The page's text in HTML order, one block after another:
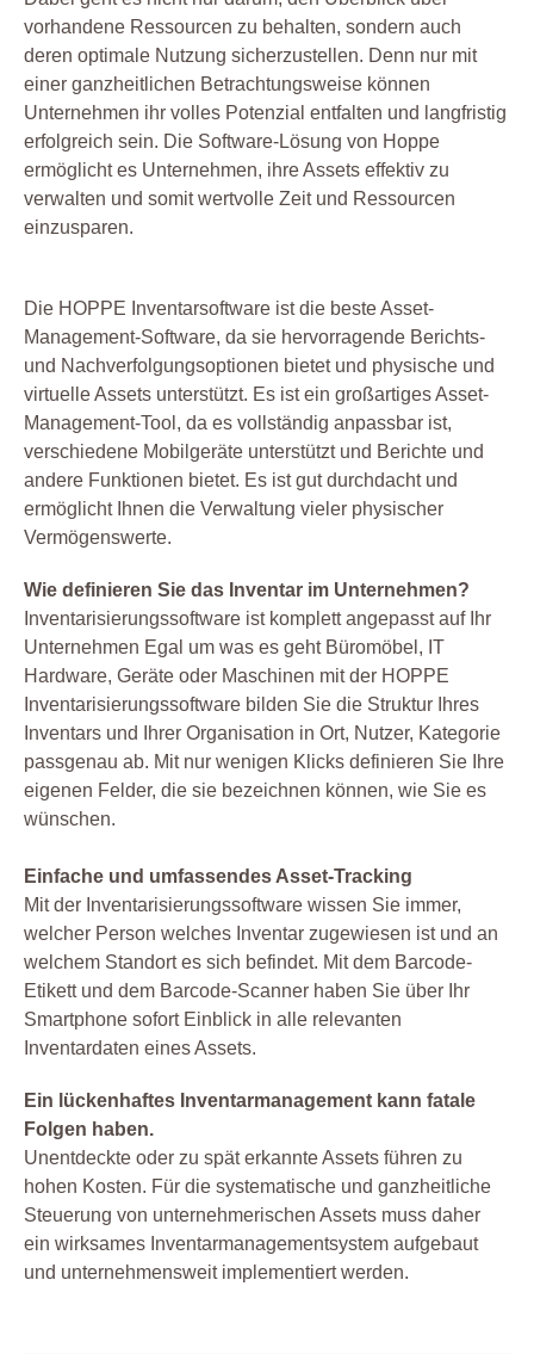
vorhandene Ressourcen zu behalten, sondern auch
deren optimale Nutzung sicherzustellen. Denn nur mit
einer ganzheitlichen Betrachtungsweise können
Unternehmen ihr volles Potenzial entfalten und langfristig
erfolgreich sein. Die Software-Lösung von Hoppe
ermöglicht es Unternehmen, ihre Assets effektiv zu
verwalten und somit wertvolle Zeit und Ressourcen
einzusparen.
Die HOPPE Inventarsoftware ist die beste Asset-
Management-Software, da sie hervorragende Berichts-
und Nachverfolgungsoptionen bietet und physische und
virtuelle Assets unterstützt. Es ist ein großartiges Asset-
Management-Tool, da es vollständig anpassbar ist,
verschiedene Mobilgeräte unterstützt und Berichte und
andere Funktionen bietet. Es ist gut durchdacht und
ermöglicht Ihnen die Verwaltung vieler physischer
Vermögenswerte.
Wie definieren Sie das Inventar im Unternehmen?
Inventarisierungssoftware ist komplett angepasst auf Ihr
Unternehmen Egal um was es geht Büromöbel, IT
Hardware, Geräte oder Maschinen mit der HOPPE
Inventarisierungssoftware bilden Sie die Struktur Ihres
Inventars und Ihrer Organisation in Ort, Nutzer, Kategorie
passgenau ab. Mit nur wenigen Klicks definieren Sie Ihre
eigenen Felder, die sie bezeichnen können, wie Sie es
wünschen.
Einfache und umfassendes Asset-Tracking
Mit der Inventarisierungssoftware wissen Sie immer,
welcher Person welches Inventar zugewiesen ist und an
welchem Standort es sich befindet. Mit dem Barcode-
Etikett und dem Barcode-Scanner haben Sie über Ihr
Smartphone sofort Einblick in alle relevanten
Inventardaten eines Assets.
Ein lückenhaftes Inventarmanagement kann fatale
Folgen haben.
Unentdeckte oder zu spät erkannte Assets führen zu
hohen Kosten. Für die systematische und ganzheitliche
Steuerung von unternehmerischen Assets muss daher
ein wirksames Inventarmanagementsystem aufgebaut
und unternehmensweit implementiert werden.